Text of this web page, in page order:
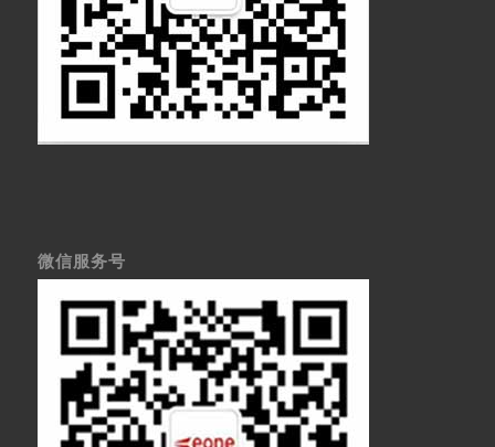
微信服务号